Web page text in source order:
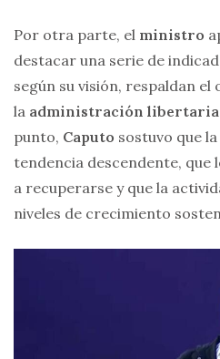
Por otra parte, el ministro
destacar una serie de
según su visión, respaldan el
la administración libertaria
punto, Caputo sostuvo que
tendencia descendente, que
a recuperarse y que la
niveles de crecimiento